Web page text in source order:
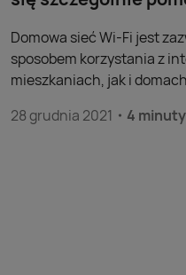
Domowa sieć Wi-Fi jest
sposobem korzystania z
mieszkaniach, jak i
28 grudnia 2021
4